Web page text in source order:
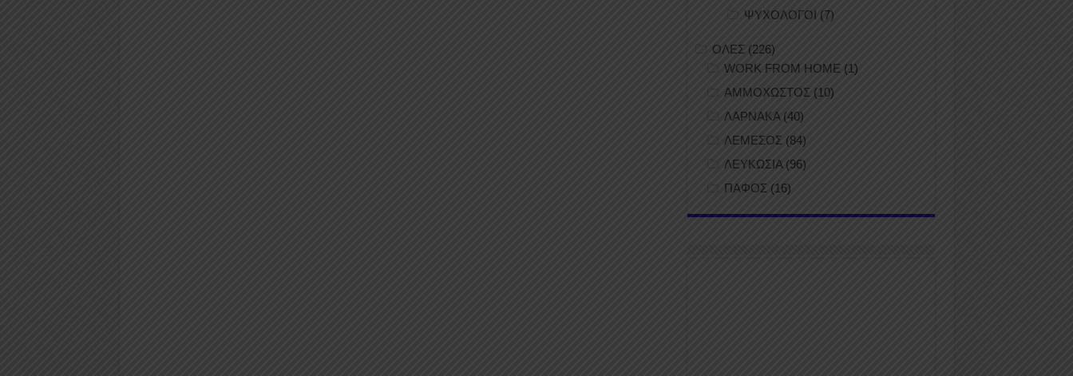
ΨΥΧΟΛΟΓΟΙ (7)
ΟΛΕΣ (226)
WORK FROM HOME (1)
ΑΜΜΟΧΩΣΤΟΣ (10)
ΛΑΡΝΑΚΑ (40)
ΛΕΜΕΣΟΣ (84)
ΛΕΥΚΩΣΙΑ(96)
ΠΑΦΟΣ (16)